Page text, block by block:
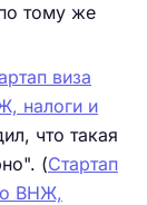
тому же
виза
налоги и
что такая
(Стартап
ВНЖ,